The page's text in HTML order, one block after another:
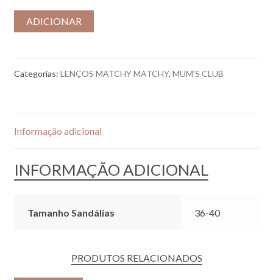
ADICIONAR
Categorias: LENÇOS MATCHY MATCHY, MUM'S CLUB
Informação adicional
INFORMAÇÃO ADICIONAL
Tamanho Sandálias 36-40
PRODUTOS RELACIONADOS